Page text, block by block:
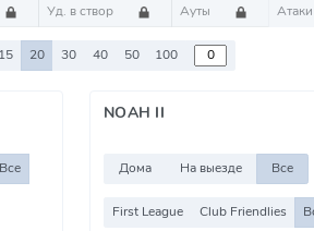
Уд. в створ Ауты Атаки
15 20 30 40 50 100
Все
NOAH II
Дома На выезде Все
First League Club Friendlies